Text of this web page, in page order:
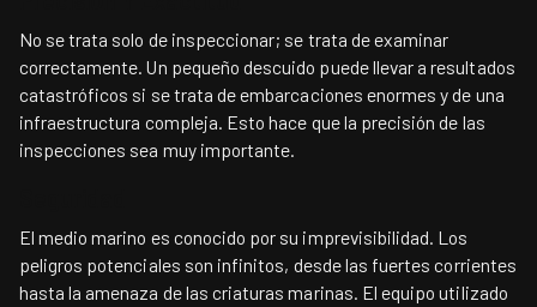
No se trata solo de inspeccionar; se trata de examinar
correctamente. Un pequeño descuido puede llevar a resultados
catastróficos si se trata de embarcaciones enormes y de una
infraestructura compleja. Esto hace que la precisión de las
inspecciones sea muy importante.
El medio marino es conocido por su imprevisibilidad. Los
peligros potenciales son infinitos, desde las fuertes corrientes
hasta la amenaza de las criaturas marinas. El equipo utilizado